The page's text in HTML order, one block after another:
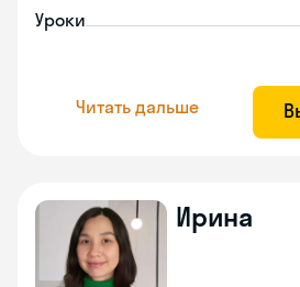
Уроки
Читать дальше
Ирина